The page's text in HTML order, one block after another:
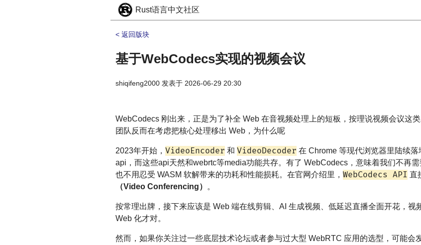
Rust语言中文社区
< 返回版块
基于WebCodecs实现的视频会议
shiqifeng2000 发表于 2026-06-29 20:30
WebCodecs 刚出来，正是为了补全 Web 在音视频处理上的短板，按理说视频会议这
团队反而在考虑把核心处理移出 Web，为什么呢
2023年开始， VideoEncoder 和 VideoDecoder 在 Chrome 等现代浏览器里陆续
api，而这些api天然和webrtc等media功能共存。有了 WebCodecs，意味着我们不再
也不用忍受 WASM 软解带来的功耗和性能损耗。在官网介绍里， WebCodecs API 直
（Video Conferencing）
。
按常理出牌，接下来应该是 Web 端在线剪辑、AI 生成视频、低延迟直播全面开花，视
Web 化才对。
然而，如果你关注过一些底层技术论坛或者参与过大型 WebRTC 应用的选型，可能会